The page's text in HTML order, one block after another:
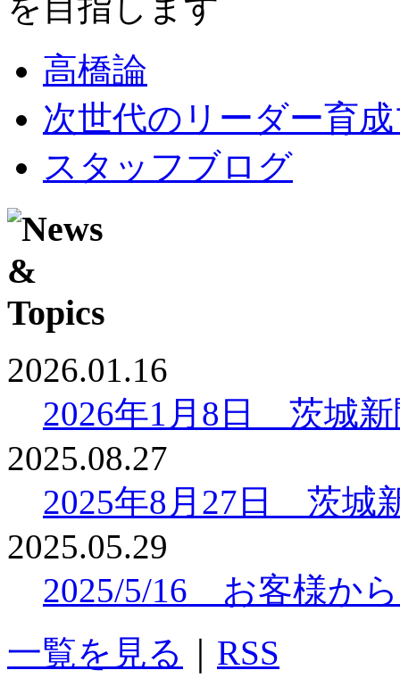
高橋論
次世代のリーダー育
スタッフブログ
2026.01.16
2026年1月8日 茨城
2025.08.27
2025年8月27日 茨城
2025.05.29
2025/5/16 お客様か
一覧を見る
RSS